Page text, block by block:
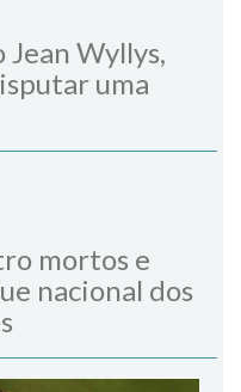
Jean Wyllys,
uma
mortos e
nacional dos